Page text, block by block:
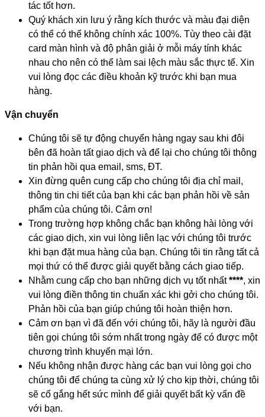
tác tốt hơn.
Quý khách xin lưu ý rằng kích thước và màu đại diện
có thể có thể không chính xác 100%. Tùy theo cài đặt
card màn hình và độ phân giải ở mỗi máy tính khác
nhau cho nên có thể làm sai lệch màu sắc thực tế. Xin
vui lòng đọc các điều khoản kỹ trước khi bạn mua
hàng.
Vận chuyển
Chúng tôi sẽ tự động chuyển hàng ngay sau khi đôi
bên đã hoàn tất giao dịch và để lại cho chúng tôi thông
tin phản hồi qua email, sms, ĐT.
Xin đừng quên cung cấp cho chúng tôi địa chỉ mail,
thông tin chi tiết của bạn khi các bạn phản hồi về sản
phẩm của chúng tôi. Cảm ơn!
Trong trường hợp không chắc bạn không hài lòng với
các giao dịch, xin vui lòng liên lạc với chúng tôi trước
khi bạn đặt mua hàng của bạn. Chúng tôi tin rằng tất cả
mọi thứ có thể được giải quyết bằng cách giao tiếp.
Nhằm cung cấp cho bạn những dịch vụ tốt nhất****, xin
vui lòng điền thông tin chuẩn xác khi gởi cho chúng tôi.
Phản hồi của bạn giúp chúng tôi hoàn thiện hơn.
Cảm ơn bạn vì đã đến với chúng tôi, hãy là người đầu
tiên gọi chúng tôi sớm nhất trong ngày để có được một
chương trình khuyến mại lớn.
Nếu không nhận được hàng các bạn vui lòng gọi cho
chúng tôi để chúng ta cùng xử lý cho kịp thời, chúng tôi
sẽ cố gắng hết sức mình để giải quyết bất kỳ vấn đề
với bạn.